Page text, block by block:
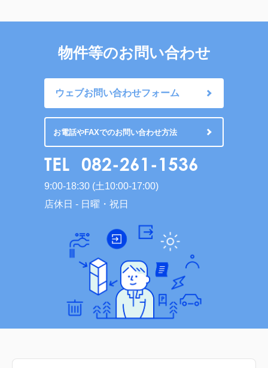
物件等のお問い合わせ
ウェブお問い合わせフォーム
お電話やFAXでのお問い合わせ方法
TEL 082-261-1536
9:00-18:30 (土10:00-17:00)
店休日 - 日曜・祝日